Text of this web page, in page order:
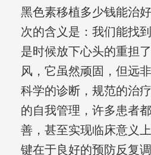
黑色素移植多少钱能治
次的含义是：我们能找
是时候放下心头的重担
风，它虽然顽固，但远
科学的诊断，规范的治
的自我管理，许多患者
善，甚至实现临床意义
键在于良好的预防反复